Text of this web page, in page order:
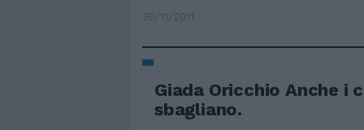
30/11/2011
Giada Oricchio Anche i
sbagliano.